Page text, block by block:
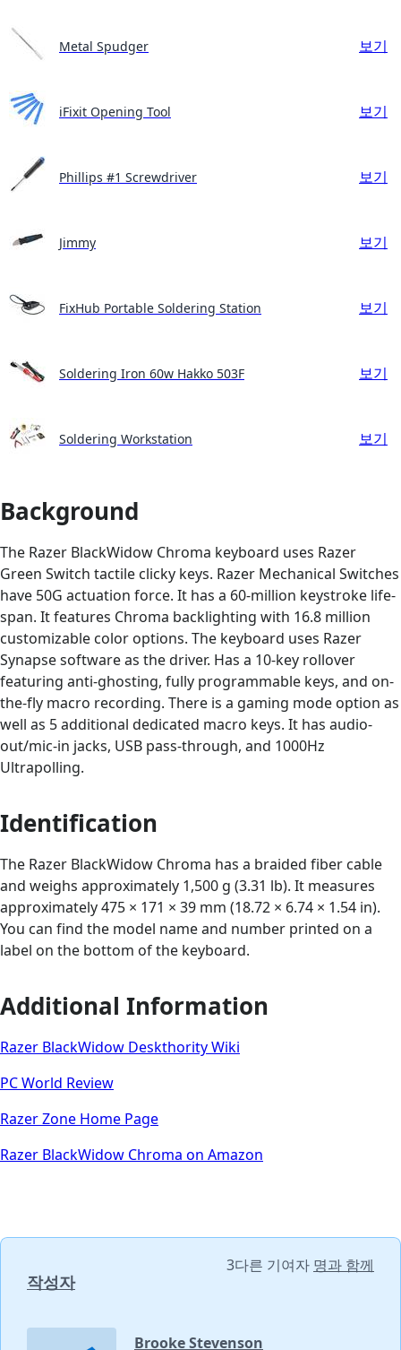
Metal Spudger 보기
iFixit Opening Tool 보기
Phillips #1 Screwdriver 보기
Jimmy 보기
FixHub Portable Soldering Station 보기
Soldering Iron 60w Hakko 503F 보기
Soldering Workstation 보기
Background
The Razer BlackWidow Chroma keyboard uses Razer
Green Switch tactile clicky keys. Razer Mechanical Switches
have 50G actuation force. It has a 60-million keystroke life-
span. It features Chroma backlighting with 16.8 million
customizable color options. The keyboard uses Razer
Synapse software as the driver. Has a 10-key rollover
featuring anti-ghosting, fully programmable keys, and on-
the-fly macro recording. There is a gaming mode option as
well as 5 additional dedicated macro keys. It has audio-
out/mic-in jacks, USB pass-through, and 1000Hz
Ultrapolling.
Identification
The Razer BlackWidow Chroma has a braided fiber cable
and weighs approximately 1,500 g (3.31 lb). It measures
approximately 475 × 171 × 39 mm (18.72 × 6.74 × 1.54 in).
You can find the model name and number printed on a
label on the bottom of the keyboard.
Additional Information
Razer BlackWidow Deskthority Wiki
PC World Review
Razer Zone Home Page
Razer BlackWidow Chroma on Amazon
작성자
3다른 기여자 명과 함께
Brooke Stevenson